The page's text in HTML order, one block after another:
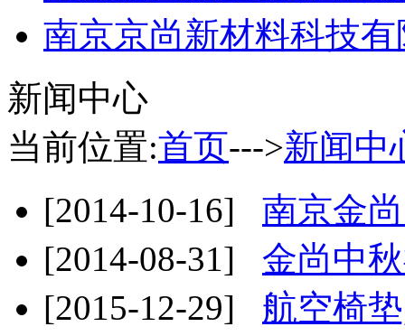
南京京尚新材料科技
新闻中心
当前位置:首页--->新闻中
[2014-10-16] 南京金
[2014-08-31] 金尚中
[2015-12-29] 航空椅